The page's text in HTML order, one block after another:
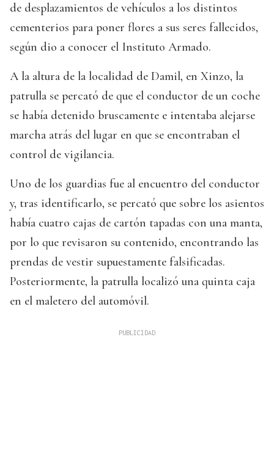
de desplazamientos de vehículos a los distintos
cementerios para poner flores a sus seres fallecidos,
según dio a conocer el Instituto Armado.
A la altura de la localidad de Damil, en Xinzo, la
patrulla se percató de que el conductor de un coche
se había detenido bruscamente e intentaba alejarse
marcha atrás del lugar en que se encontraban el
control de vigilancia.
Uno de los guardias fue al encuentro del conductor
y, tras identificarlo, se percató que sobre los asientos
había cuatro cajas de cartón tapadas con una manta,
por lo que revisaron su contenido, encontrando las
prendas de vestir supuestamente falsificadas.
Posteriormente, la patrulla localizó una quinta caja
en el maletero del automóvil.